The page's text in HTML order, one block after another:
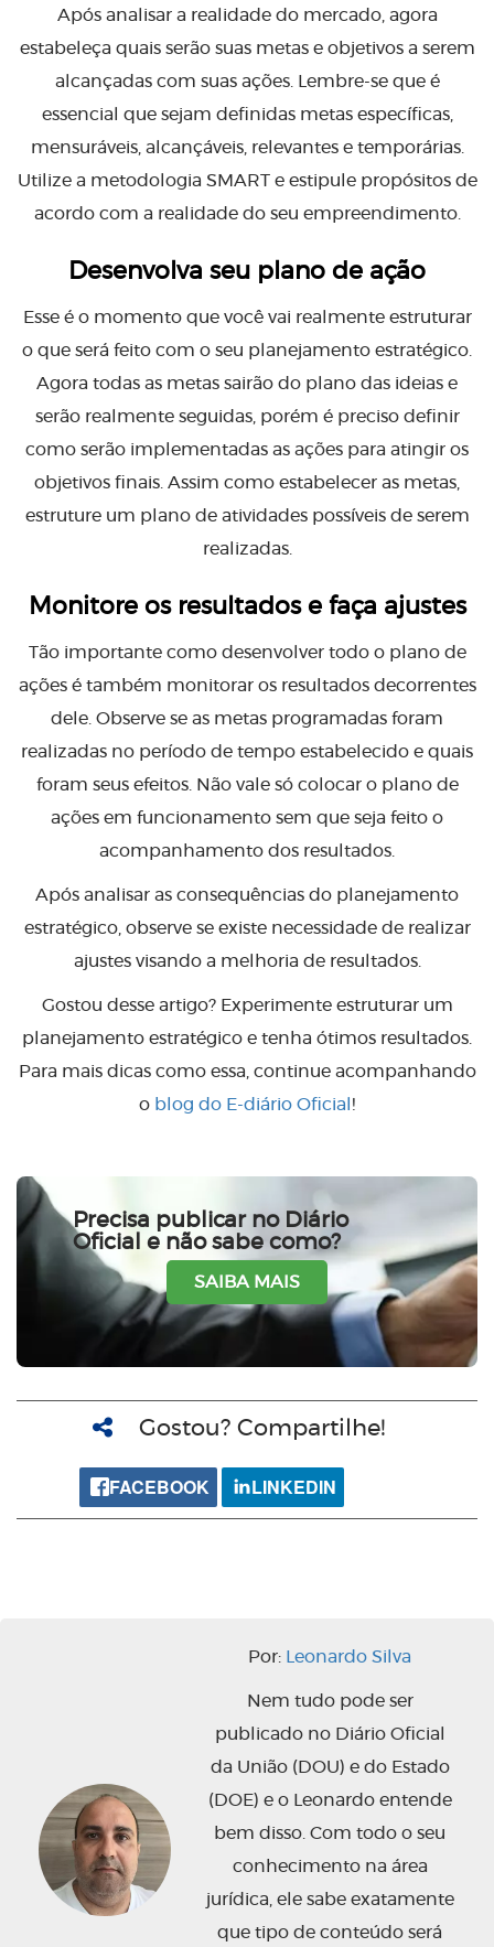
Após analisar a realidade do mercado, agora
estabeleça quais serão suas metas e objetivos a serem
alcançadas com suas ações. Lembre-se que é
essencial que sejam definidas metas específicas,
mensuráveis, alcançáveis, relevantes e temporárias.
Utilize a metodologia SMART e estipule propósitos de
acordo com a realidade do seu empreendimento.
Desenvolva seu plano de ação
Esse é o momento que você vai realmente estruturar
o que será feito com o seu planejamento estratégico.
Agora todas as metas sairão do plano das ideias e
serão realmente seguidas, porém é preciso definir
como serão implementadas as ações para atingir os
objetivos finais. Assim como estabelecer as metas,
estruture um plano de atividades possíveis de serem
realizadas.
Monitore os resultados e faça ajustes
Tão importante como desenvolver todo o plano de
ações é também monitorar os resultados decorrentes
dele. Observe se as metas programadas foram
realizadas no período de tempo estabelecido e quais
foram seus efeitos. Não vale só colocar o plano de
ações em funcionamento sem que seja feito o
acompanhamento dos resultados.
Após analisar as consequências do planejamento
estratégico, observe se existe necessidade de realizar
ajustes visando a melhoria de resultados.
Gostou desse artigo? Experimente estruturar um
planejamento estratégico e tenha ótimos resultados.
Para mais dicas como essa, continue acompanhando
o blog do E-diário Oficial !
Precisa publicar no Diário
Oficial e não sabe como?
SAIBA MAIS
Gostou? Compartilhe!
FACEBOOK LINKEDIN
Por: Leonardo Silva
Nem tudo pode ser
publicado no Diário Oficial
da União (DOU) e do Estado
(DOE) e o Leonardo entende
bem disso. Com todo o seu
conhecimento na área
jurídica, ele sabe exatamente
que tipo de conteúdo será